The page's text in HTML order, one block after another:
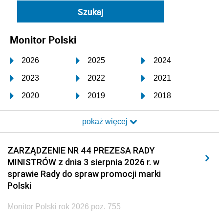
Monitor Polski
2026 2025 2024
2023 2022 2021
2020 2019 2018
2017 2016 2015
2014 2013 2012
2011 2010 2009
2008 2007 2006
2005
pokaż więcej
ZARZĄDZENIE NR 44 PREZESA RADY
MINISTRÓW z dnia 3 sierpnia 2026 r. w
sprawie Rady do spraw promocji marki
Polski
Monitor Polski rok 2026 poz. 755